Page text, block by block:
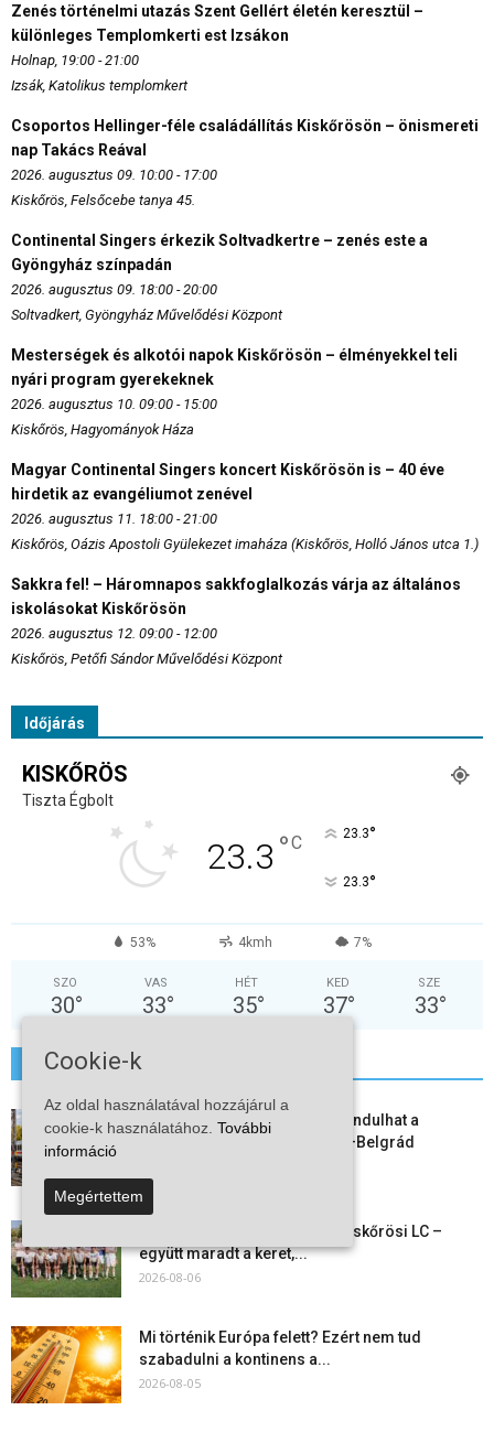
Zenés történelmi utazás Szent Gellért életén keresztül –
különleges Templomkerti est Izsákon
Holnap, 19:00 - 21:00
Izsák, Katolikus templomkert
Csoportos Hellinger-féle családállítás Kiskőrösön – önismereti
nap Takács Reával
2026. augusztus 09. 10:00 - 17:00
Kiskőrös, Felsőcebe tanya 45.
Continental Singers érkezik Soltvadkertre – zenés este a
Gyöngyház színpadán
2026. augusztus 09. 18:00 - 20:00
Soltvadkert, Gyöngyház Művelődési Központ
Mesterségek és alkotói napok Kiskőrösön – élményekkel teli
nyári program gyerekeknek
2026. augusztus 10. 09:00 - 15:00
Kiskőrös, Hagyományok Háza
Magyar Continental Singers koncert Kiskőrösön is – 40 éve
hirdetik az evangéliumot zenével
2026. augusztus 11. 18:00 - 21:00
Kiskőrös, Oázis Apostoli Gyülekezet imaháza (Kiskőrös, Holló János utca 1.)
Sakkra fel! – Háromnapos sakkfoglalkozás várja az általános
iskolásokat Kiskőrösön
2026. augusztus 12. 09:00 - 12:00
Kiskőrös, Petőfi Sándor Művelődési Központ
Időjárás
KISKŐRÖS
Tiszta Égbolt
23.3 °C 23.3°
23.3°
53% 4kmh 7%
SZO
30°
VAS
33°
HÉT
35°
KED
37°
SZE
33°
További hírek
Vitézy Dávid: már ősszel újraindulhat a
személyszállítás a Budapest–Belgrád
Megkezdte a felkészülést a Kiskőrösi LC –
együtt maradt a keret,...
2026-08-06
Mi történik Európa felett? Ezért nem tud
szabadulni a kontinens a...
2026-08-05
Cookie-k
Az oldal használatával hozzájárul a
cookie-k használatához. További
információ
Megértettem